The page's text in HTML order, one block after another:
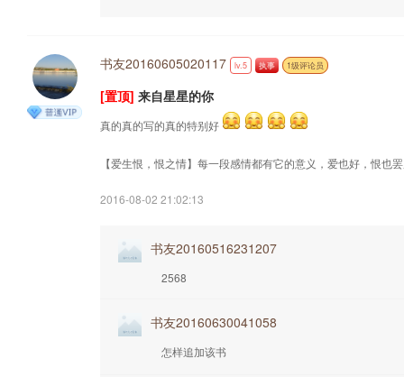
书友20160605020117 lv.5 执事 1级评论员
[置顶] 来自星星的你
真的真的写的真的特别好
【爱生恨，恨之情】每一段感情都有它的意义，爱也好，恨也
2016-08-02 21:02:13
书友20160516231207
2568
书友20160630041058
怎样追加该书